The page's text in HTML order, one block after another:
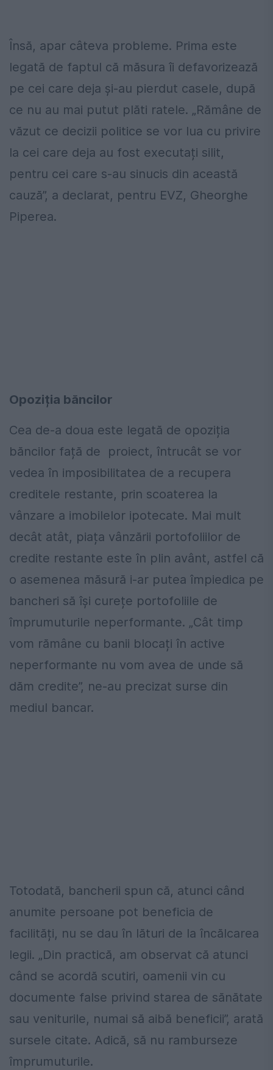
Însă, apar câteva proble­me. Prima este
legată de faptul că măsura îi defavorizează
pe cei care deja și-au pierdut casele, după
ce nu au mai putut plăti ratele. „Rămâne de
văzut ce decizii politice se vor lua cu privire
la cei care deja au fost executați silit,
pentru cei care s-au sinucis din această
cauză”, a declarat, pentru EVZ, Gheorghe
Piperea.
Opoziția băncilor
Cea de-a doua este legată de opoziția
băncilor față de proiect, întrucât se vor
vedea în imposibilitatea de a recupera
creditele restante, prin scoaterea la
vânzare a imobilelor ipotecate. Mai mult
decât atât, piața vânzării portofoliilor de
credite restante este în plin avânt, astfel că
o asemenea măsură i-ar putea împiedica pe
bancheri să își curețe portofoliile de
împrumuturile neperformante. „Cât timp
vom rămâne cu banii blocați în active
neperformante nu vom avea de unde să
dăm credite”, ne-au precizat surse din
mediul bancar.
Totodată, bancherii spun că, atunci când
anumite persoane pot beneficia de
facilități, nu se dau în lături de la încălcarea
legii. „Din practică, am observat că atunci
când se acordă scutiri, oamenii vin cu
documente false privind starea de sănătate
sau veniturile, numai să aibă beneficii”, arată
sursele citate. Adică, să nu ramburseze
împrumuturile.